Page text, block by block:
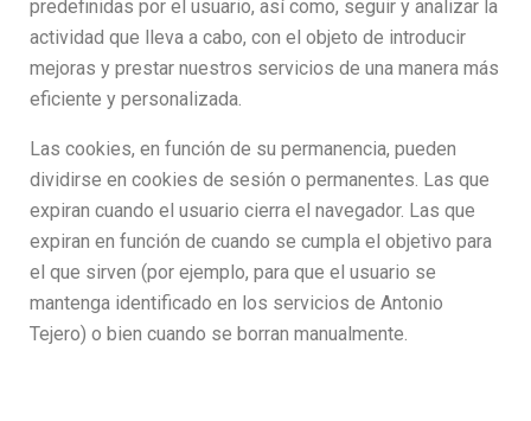
predefinidas por el usuario, así como, seguir y analizar la
actividad que lleva a cabo, con el objeto de introducir
mejoras y prestar nuestros servicios de una manera más
eficiente y personalizada.
Las cookies, en función de su permanencia, pueden
dividirse en cookies de sesión o permanentes. Las que
expiran cuando el usuario cierra el navegador. Las que
expiran en función de cuando se cumpla el objetivo para
el que sirven (por ejemplo, para que el usuario se
mantenga identificado en los servicios de Antonio
Tejero) o bien cuando se borran manualmente.